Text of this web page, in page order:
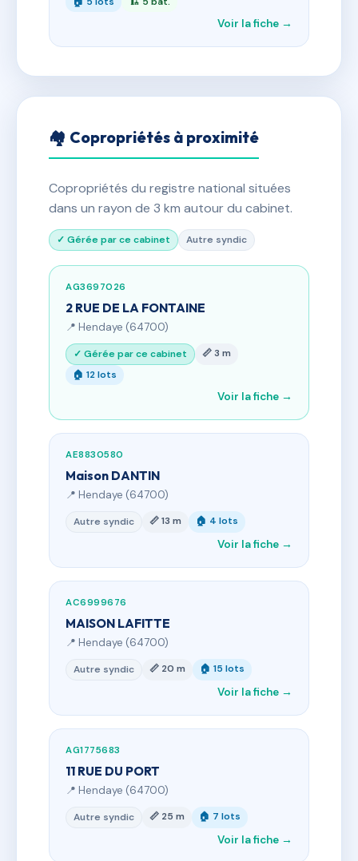
Voir la fiche →
🏘 Copropriétés à proximité
Copropriétés du registre national situées
dans un rayon de 3 km autour du cabinet.
✓ Gérée par ce cabinet Autre syndic
AG3697026
2 RUE DE LA FONTAINE
📍 Hendaye (64700)
✓ Gérée par ce cabinet
📏 3 m
🏠 12 lots
Voir la fiche →
AE8830580
Maison DANTIN
📍 Hendaye (64700)
Autre syndic 📏 13 m 🏠 4 lots
Voir la fiche →
AC6999676
MAISON LAFITTE
📍 Hendaye (64700)
Autre syndic 📏 20 m 🏠 15 lots
Voir la fiche →
AG1775683
11 RUE DU PORT
📍 Hendaye (64700)
Autre syndic 📏 25 m 🏠 7 lots
Voir la fiche →